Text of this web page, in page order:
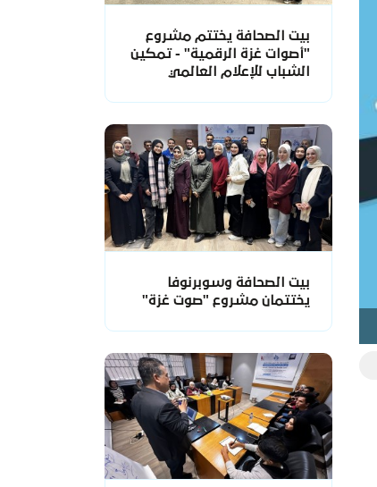
بيت الصحافة يختتم مشروع
"أصوات غزة الرقمية" - تمكين
الشباب للإعلام العالمي
بيت الصحافة وسوبرنوفا
يختتمان مشروع "صوت غزة"